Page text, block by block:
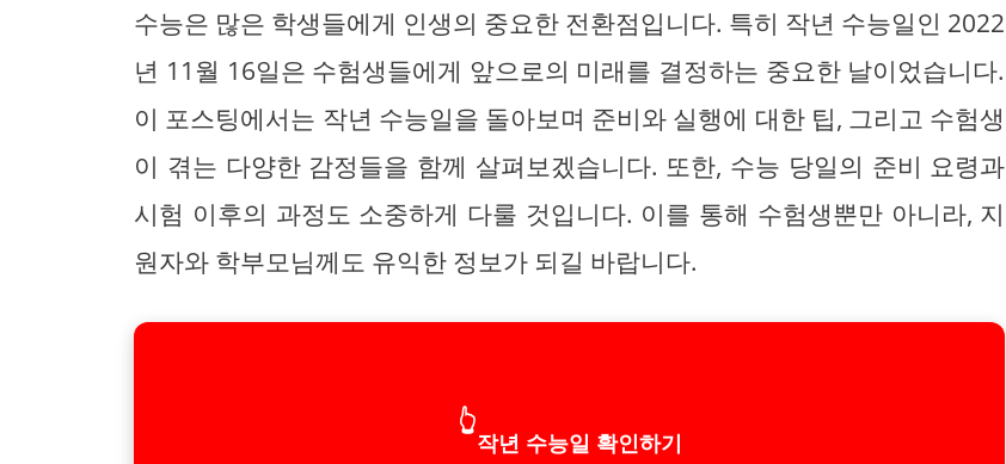
수능은 많은 학생들에게 인생의 중요한 전환점입니다. 특히 작년 수능일인 2022
년 11월 16일은 수험생들에게 앞으로의 미래를 결정하는 중요한 날이었습니다.
이 포스팅에서는 작년 수능일을 돌아보며 준비와 실행에 대한 팁, 그리고 수험생
이 겪는 다양한 감정들을 함께 살펴보겠습니다. 또한, 수능 당일의 준비 요령과
시험 이후의 과정도 소중하게 다룰 것입니다. 이를 통해 수험생뿐만 아니라, 지
원자와 학부모님께도 유익한 정보가 되길 바랍니다.
👆
작년 수능일 확인하기